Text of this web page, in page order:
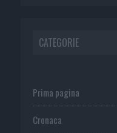
CATEGORIE
Prima pagina
Cronaca